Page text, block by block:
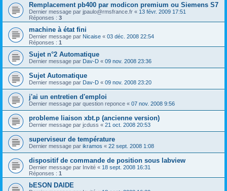
Remplacement pb400 par modicon premium ou Siemens S7
Dernier message par jpaulo@rmsfrance.fr « 13 févr. 2009 17:51
Réponses : 3
machine à état fini
Dernier message par Nicaise « 03 déc. 2008 22:54
Réponses : 1
Sujet n°2 Automatique
Dernier message par Dav-D « 09 nov. 2008 23:36
Sujet Automatique
Dernier message par Dav-D « 09 nov. 2008 23:20
j'ai un entretien d'emploi
Dernier message par question reponce « 07 nov. 2008 9:56
probleme liaison xbt.p (ancienne version)
Dernier message par jcduss « 21 oct. 2008 20:53
superviseur de température
Dernier message par ikramos « 22 sept. 2008 1:08
dispositif de commande de position sous labview
Dernier message par Invité « 18 sept. 2008 16:31
Réponses : 1
bESON DAIDE